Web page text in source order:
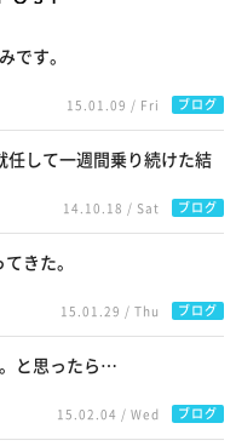
です。
15.01.09 / Fri ブログ
任して一週間乗り続けた結
14.10.18 / Sat ブログ
きた。
15.01.29 / Thu ブログ
と思ったら…
15.02.04 / Wed ブログ